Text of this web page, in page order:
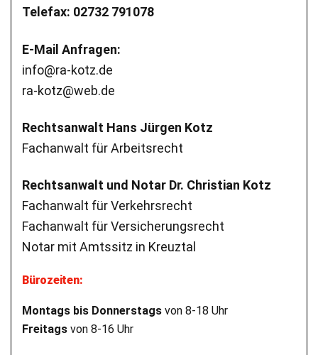
Telefax: 02732 791078
E-Mail Anfragen:
info@ra-kotz.de
ra-kotz@web.de
Rechtsanwalt Hans Jürgen Kotz
Fachanwalt für Arbeitsrecht
Rechtsanwalt und Notar Dr. Christian Kotz
Fachanwalt für Verkehrsrecht
Fachanwalt für Versicherungsrecht
Notar mit Amtssitz in Kreuztal
Bürozeiten:
Montags bis Donnerstags von 8-18 Uhr
Freitags von 8-16 Uhr